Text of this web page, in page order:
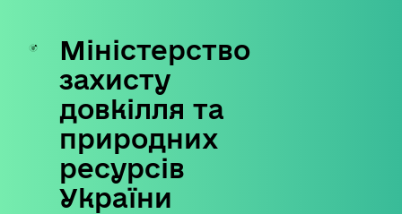
Skip
content
Міністерство
захисту
довкілля та
природних
ресурсів
України